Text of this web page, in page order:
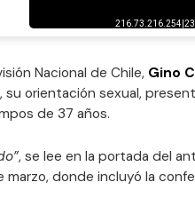
Nacional de Chile, Gino
, su orientación sexual,
de 37 años.
, se lee en la portada del
donde incluyó la